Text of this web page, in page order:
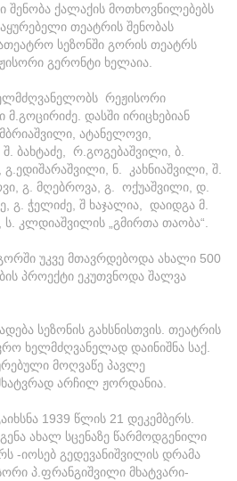
შენობა ქალაქის მოთხოვნილებებს
თეატრის შენობას
სეზონში გორის თეატრს
გერონტი ხელაია.
რეჟისორი
დასში ირიცხებიან
ატანელოვი,
შ. ბახტაძე, რ.გოგებაშვილი, ბ.
ნ. კახნიაშვილი, შ.
გ. მღებროვა, გ. ოქუაშვილი, დ.
გ. ჭელიძე, შ ხაჯალია, დაიდგა მ.
ს. კლდიაშვილის „გმირთა თაობა“.
უკვე მთავრდებოდა ახალი 500
პროექტი ეკუთვნოდა შალვა
სეზონის გახსნისთვის. თეატრის
ხელმძღვანელად დაინიშნა საქ.
მოღვაწე პავლე
არჩილ ჟორდანია.
1939 წლის 21 დეკემბერს.
ახალ სცენაზე წარმოდგენილი
-იოსებ გედევანიშვილის დრამა
პ.ფრანგიშვილი მხატვარი-